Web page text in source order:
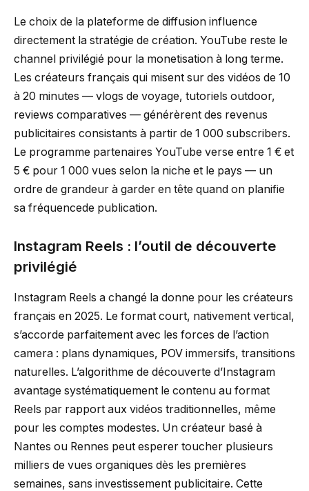
Le choix de la plateforme de diffusion influence
directement la stratégie de création. YouTube reste le
channel privilégié pour la monetisation à long terme.
Les créateurs français qui misent sur des vidéos de 10
à 20 minutes — vlogs de voyage, tutoriels outdoor,
reviews comparatives — générèrent des revenus
publicitaires consistants à partir de 1 000 subscribers.
Le programme partenaires YouTube verse entre 1 € et
5 € pour 1 000 vues selon la niche et le pays — un
ordre de grandeur à garder en tête quand on planifie
sa fréquencede publication.
Instagram Reels : l’outil de découverte
privilégié
Instagram Reels a changé la donne pour les créateurs
français en 2025. Le format court, nativement vertical,
s’accorde parfaitement avec les forces de l’action
camera : plans dynamiques, POV immersifs, transitions
naturelles. L’algorithme de découverte d’Instagram
avantage systématiquement le contenu au format
Reels par rapport aux vidéos traditionnelles, même
pour les comptes modestes. Un créateur basé à
Nantes ou Rennes peut esperer toucher plusieurs
milliers de vues organiques dès les premières
semaines, sans investissement publicitaire. Cette